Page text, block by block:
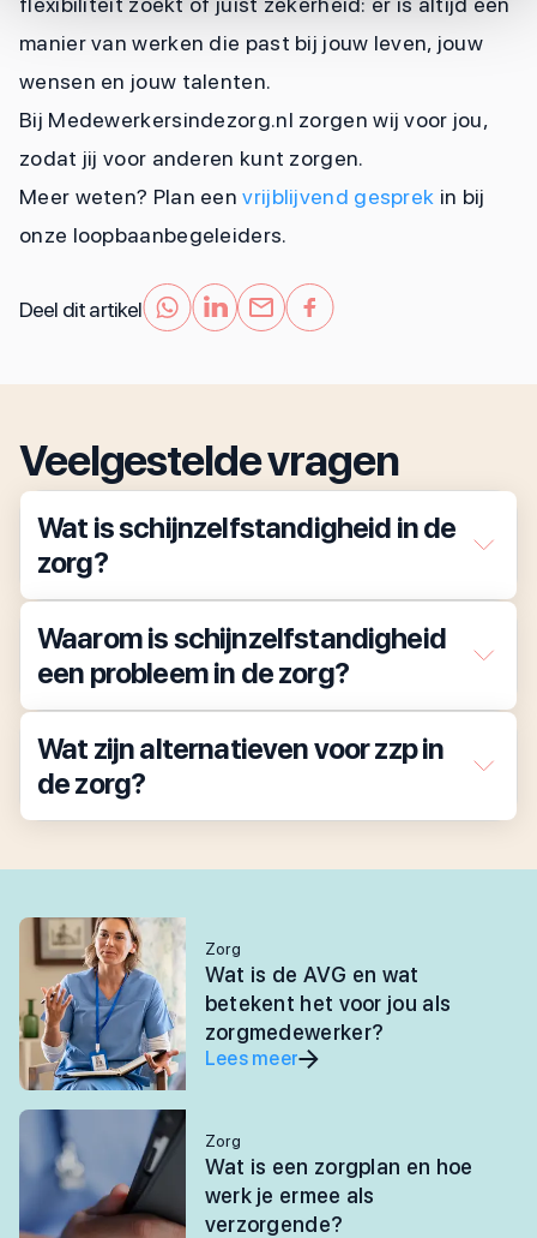
manier van werken die past bij jouw leven, jouw
wensen en jouw talenten.
Bij Medewerkersindezorg.nl zorgen wij voor jou,
zodat jij voor anderen kunt zorgen.
Meer weten? Plan eenvrijblijvend gesprek in bij
onze loopbaanbegeleiders.
Deel dit artikel
Veelgestelde vragen
Wat is schijnzelfstandigheid in de
zorg?
Waarom is schijnzelfstandigheid
een probleem in de zorg?
Wat zijn alternatieven voor zzp in
de zorg?
Zorg
Wat is de AVG en wat
betekent het voor jou als
zorgmedewerker?
Lees meer
Zorg
Wat is een zorgplan en hoe
werk je ermee als
verzorgende?